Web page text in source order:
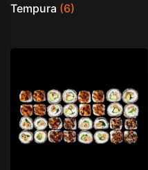
Tempura (6)